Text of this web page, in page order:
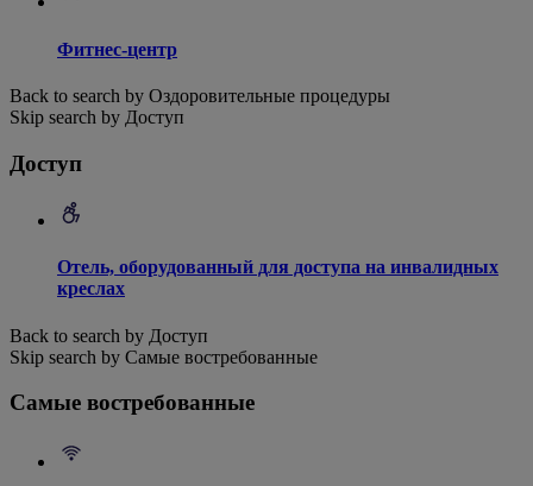
Фитнес-центр
Back to search by Оздоровительные процедуры
Skip search by Доступ
Доступ
Отель, оборудованный для доступа на инвалидных
креслах
Back to search by Доступ
Skip search by Самые востребованные
Самые востребованные